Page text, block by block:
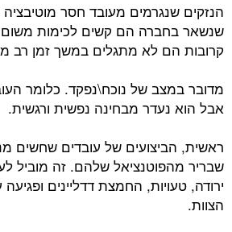
הנזקים שנגרמים מעובד חסר מוטיבציה
שנשאר בחברה הם קשים לכימות
קרובות הם לא מתגלים במשך זמן רב
מדובר במצב של נוכח\נפקד. כלומר
אבל הוא נעדר מבחינה נפשית ורגשית.
ראשית, הביצועים של עובדים שחשים
שבריר מהפוטנציאל שלהם. זה מוביל
ירודה, טעויות, החמצת דדליינים ופגיעה
הצוות.